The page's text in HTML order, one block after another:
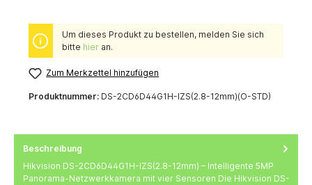
Um dieses Produkt zu bestellen, melden Sie sich
bitte hieran.
Zum Merkzettel hinzufügen
Produktnummer: DS-2CD6D44G1H-IZS(2.8-12mm)(O-STD)
Beschreibung
Hikvision DS-2CD6D44G1H-IZS(2.8-12mm) – Intelligente 5MP
Panorama-Netzwerkkamera mit vier Sensoren Die Hikvision DS-